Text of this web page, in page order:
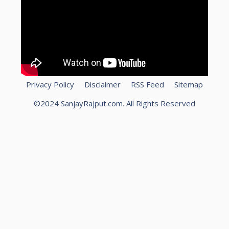
Privacy Policy Disclaimer RSS Feed
Sitemap
©2024 SanjayRajput.com. All Rights Reserved